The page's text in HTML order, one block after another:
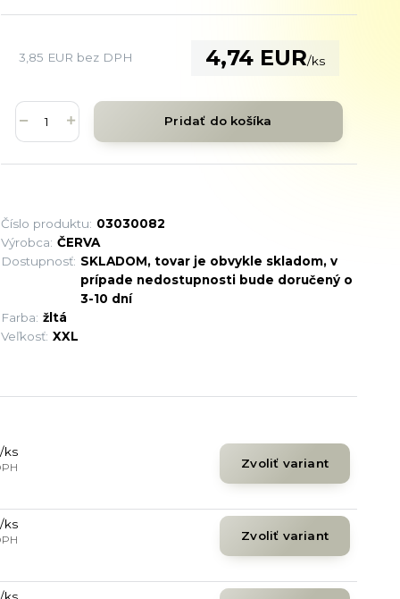
4,74 EUR/ks
3,85 EUR bez DPH
Pridať do košíka
Číslo produktu: 03030082
Výrobca: ČERVA
Dostupnosť: SKLADOM, tovar je obvykle skladom, v
prípade nedostupnosti bude doručený o
3-10 dní
Farba: žltá
Veľkosť: XXL
/ks
Zvoliť variant
/ks
Zvoliť variant
/ks